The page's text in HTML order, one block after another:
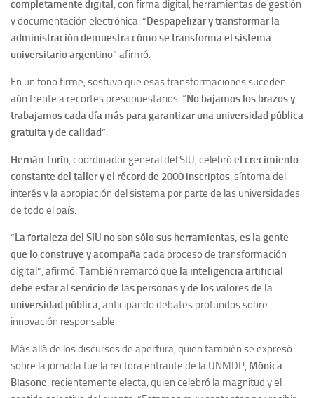
completamente digital , con firma digital, herramientas de gestión
y documentación electrónica. “Despapelizar y transformar la
administración demuestra cómo se transforma el sistema
universitario argentino” afirmó.
En un tono firme, sostuvo que esas transformaciones suceden
aún frente a recortes presupuestarios: “No bajamos los brazos y
trabajamos cada día más para garantizar una universidad pública
gratuita y de calidad”.
Hernán Turín coordinador general del SIU, celebró el crecimiento
constante del taller y el récord de 2000 inscriptos , síntoma del
interés y la apropiación del sistema por parte de las universidades
de todo el país.
“La fortaleza del SIU no son sólo sus herramientas, es la gente
que lo construye y acompaña cada proceso de transformación
digital”, afirmó. También remarcó que la inteligencia artificial
debe estar al servicio de las personas y de los valores de la
universidad pública , anticipando debates profundos sobre
innovación responsable.
Más allá de los discursos de apertura, quien también se expresó
sobre la jornada fue la rectora entrante de la UNMDP, Mónica
Biasone , recientemente electa, quien celebró la magnitud y el